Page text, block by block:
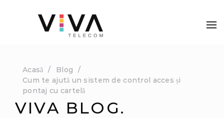
Acasă
Blog
Cum te ajută un sistem de control acces și
pontaj cu cartelă
VIVA BLOG.